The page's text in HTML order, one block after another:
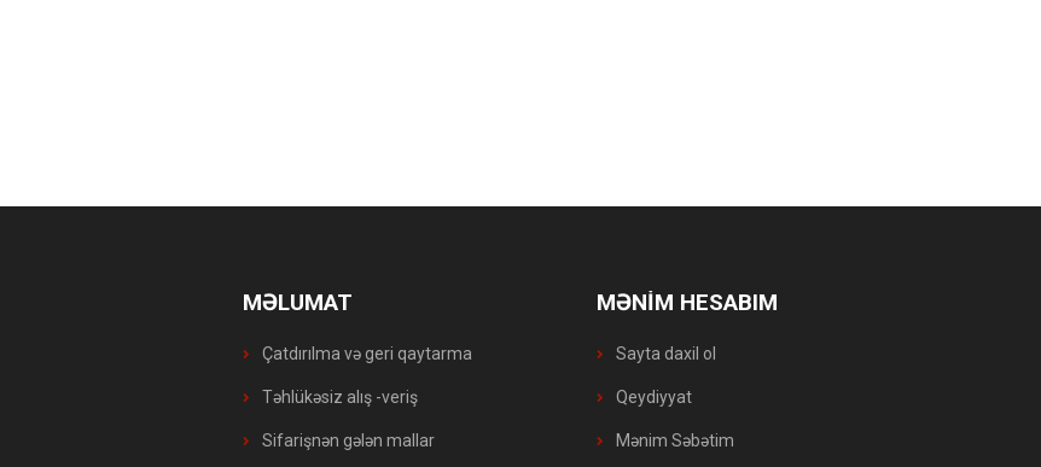
MƏLUMAT
Çatdırılma və geri qaytarma
Təhlükəsiz alış -veriş
Sifarişnən gələn mallar
MƏNİM HESABIM
Sayta daxil ol
Qeydiyyat
Mənim Səbətim